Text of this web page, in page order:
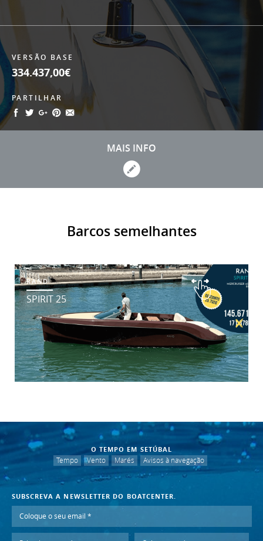
VERSÃO BASE
334.437,00€
PARTILHAR
MAIS INFO
Barcos semelhantes
RAND
SPIRIT 25
O TEMPO EM SETÚBAL
Tempo
Vento Marés Avisos à navegação
SUBSCREVA A NEWSLETTER DO BOATCENTER.